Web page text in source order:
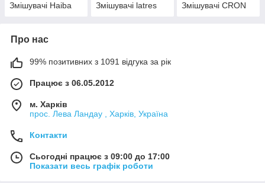
Змішувачі Haiba Змішувачі latres Змішувачі CRON
Про нас
99% позитивних з 1091 відгука за рік
Працює з 06.05.2012
м. Харків
прос. Лева Ландау , Харків, Україна
Контакти
Сьогодні працює з 09:00 до 17:00
Показати весь графік роботи